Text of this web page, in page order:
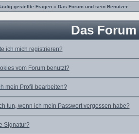
gestellte Fragen» Das Forum und sein Benutzer
Das
ich mich registrieren?
vom Forum benutzt?
mein Profil bearbeiten?
tun, wenn ich mein Passwort vergessen habe?
Signatur?